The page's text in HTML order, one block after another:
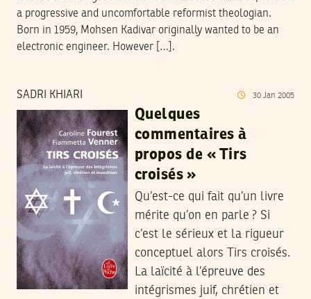
a progressive and uncomfortable reformist theologian.
Born in 1959, Mohsen Kadivar originally wanted to be an
electronic engineer. However […].
SADRI KHIARI 30 Jan 2005
Quelques
commentaires à
propos de « Tirs
croisés »
Qu’est-ce qui fait qu’un livre
mérite qu’on en parle ? Si
c’est le sérieux et la rigueur
conceptuel alors Tirs croisés.
La laïcité à l’épreuve des
intégrismes juif, chrétien et